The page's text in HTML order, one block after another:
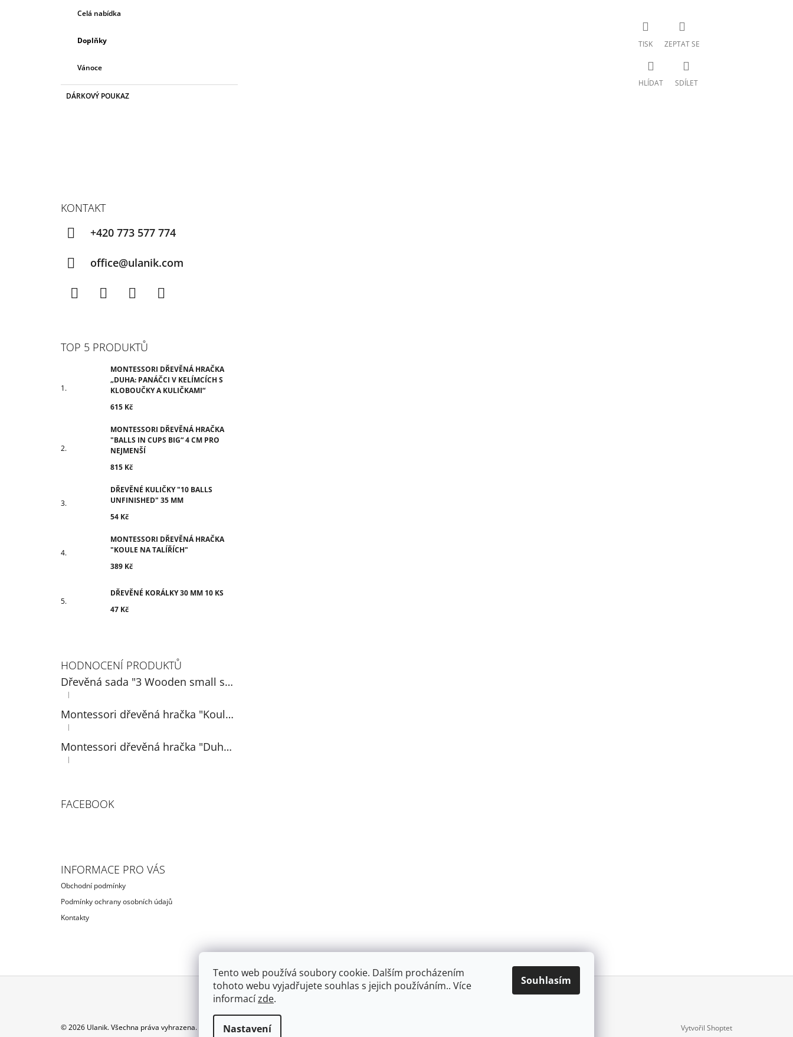
Tento web používá soubory cookie. Dalším procházením
tohoto webu vyjadřujete souhlas s jejich používáním.. Více
informacízde.
Nastavení
Souhlasím
Celá nabídka
Doplňky
Vánoce
DÁRKOVÝ POUKAZ
KONTAKT
+420 773 577 774
office@ulanik.com
TOP 5 PRODUKTŮ
MONTESSORI DŘEVĚNÁ HRAČKA
„DUHA: PANÁČCI V KELÍMCÍCH S
KLOBOUČKY A KULIČKAMI“
615 Kč
MONTESSORI DŘEVĚNÁ HRAČKA
"BALLS IN CUPS BIG“ 4 CM PRO
NEJMENŠÍ
815 Kč
DŘEVĚNÉ KULIČKY "10 BALLS
UNFINISHED" 35 MM
54 Kč
MONTESSORI DŘEVĚNÁ HRAČKA
"KOULE NA TALÍŘÍCH"
389 Kč
DŘEVĚNÉ KORÁLKY 30 MM 10 KS
47 Kč
HODNOCENÍ PRODUKTŮ
Dřevěná sada "3 Wooden small spoons" 14 cm
Hodnocení produktu je 5 z 5 hvězdiček.
|
Montessori dřevěná hračka "Koule na talířích"
Hodnocení produktu je 5 z 5 hvězdiček.
|
Montessori dřevěná hračka "Duhová: míčky v pohárech 3 cm"
Hodnocení produktu je 5 z 5 hvězdiček.
|
FACEBOOK
INFORMACE PRO VÁS
Obchodní podmínky
Podmínky ochrany osobních údajů
Kontakty
TISK ZEPTAT SE
HLÍDAT SDÍLET
Vytvořil Shoptet
© 2026 Ulanik. Všechna práva vyhrazena. Upravit nastavení cookies